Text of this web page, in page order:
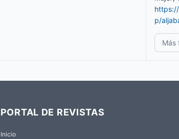
p/
Más
PORTAL DE REVISTAS
Inicio